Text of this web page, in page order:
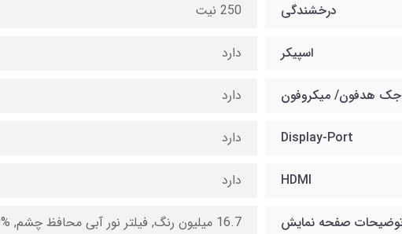
درخشندگی 250 نیت
اسپیکر دارد
جک هدفون/ میکروفون دارد
Display-Port دارد
HDMI دارد
صفحه نمایش 16.7 میلیون رنگ, فیلتر نور آبی محافظ چشم, sRGB 99%